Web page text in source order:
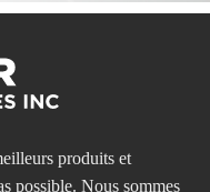
produits et
possible. Nous sommes